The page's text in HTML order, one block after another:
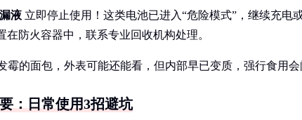
液 立即停止使用！这类电池已进入“危险模式”，继续充电
在防火容器中，联系专业回收机构处理。
霉的面包，外表可能还能看，但内部早已变质，强行食用会
：日常使用3招避坑